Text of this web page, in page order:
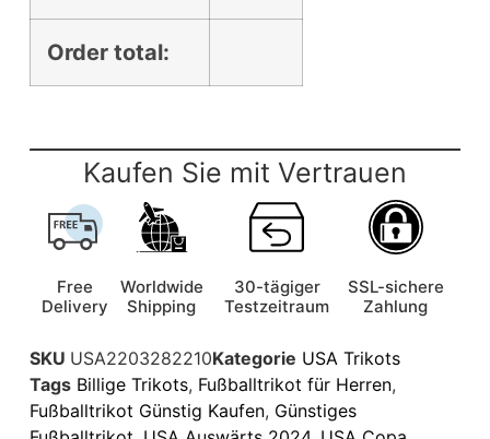
Order total:
Kaufen Sie mit Vertrauen
Free
Delivery
Worldwide
Shipping
30-tägiger
Testzeitraum
SSL-sichere
Zahlung
SKU USA2203282210Kategorie USA Trikots
Tags Billige Trikots, Fußballtrikot für Herren,
Fußballtrikot Günstig Kaufen, Günstiges